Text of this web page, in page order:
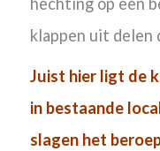
klappen uit delen
Juist hier ligt de
in bestaande
slagen het